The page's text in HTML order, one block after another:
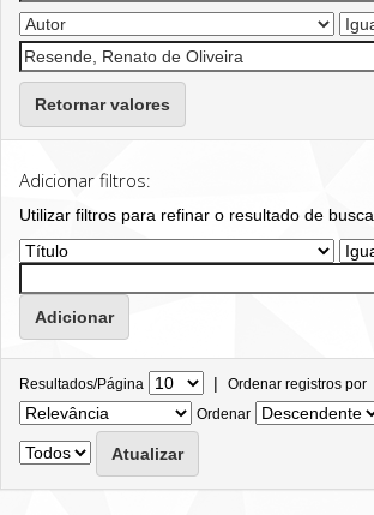
Retornar valores
Adicionar filtros:
Utilizar filtros para refinar o resultado de busca.
Resultados/Página | Ordenar registros por
Ordenar